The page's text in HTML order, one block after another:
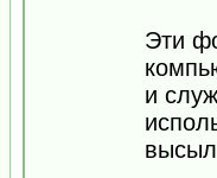
Эти
и